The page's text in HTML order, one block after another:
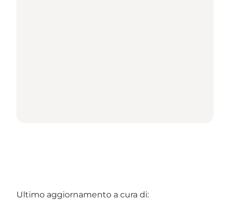
Ultimo aggiornamento a cura di: